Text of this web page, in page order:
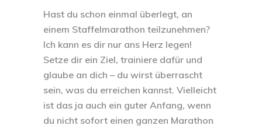
Hast du schon einmal überlegt, an
einem Staffelmarathon teilzunehmen?
Ich kann es dir nur ans Herz legen!
Setze dir ein Ziel, trainiere dafür und
glaube an dich – du wirst überrascht
sein, was du erreichen kannst. Vielleicht
ist das ja auch ein guter Anfang, wenn
du nicht sofort einen ganzen Marathon